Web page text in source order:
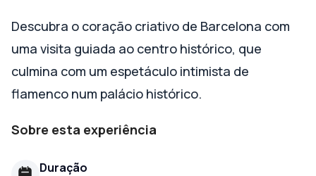
Descubra o coração criativo de Barcelona com
uma visita guiada ao centro histórico, que
culmina com um espetáculo intimista de
flamenco num palácio histórico.
Sobre esta experiência
Duração